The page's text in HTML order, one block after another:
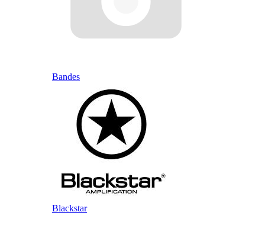
Bandes
Blackstar